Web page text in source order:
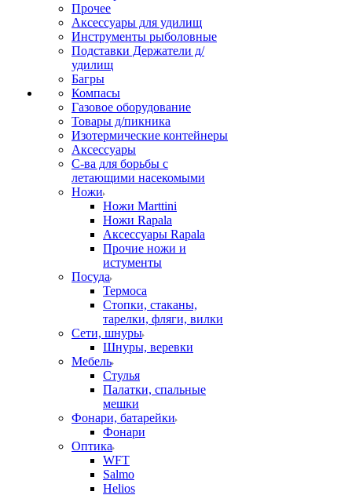
Прочее
Аксессуары для удилищ
Инструменты рыболовные
Подставки Держатели д/
удилищ
Багры
Компасы
Газовое оборудование
Товары д/пикника
Изотермические контейнеры
Аксессуары
С-ва для борьбы с
летающими насекомыми
Ножи
Ножи Marttini
Ножи Rapala
Аксессуары Rapala
Прочие ножи и
истументы
Посуда
Термоса
Стопки, стаканы,
тарелки, фляги, вилки
Сети, шнуры
Шнуры, веревки
Мебель
Стулья
Палатки, спальные
мешки
Фонари, батарейки
Фонари
Оптика
WFT
Salmo
Helios